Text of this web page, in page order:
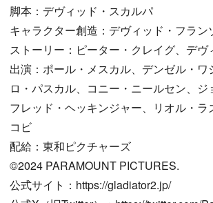
脚本：デヴィッド・スカルパ
キャラクター創造：デヴィッド・フラン
ストーリー：ピーター・クレイグ、デ
出演：ポール・メスカル、デンゼル・ワ
ロ・パスカル、コニー・ニールセン、ジ
フレッド・ヘッキンジャー、リオル・ラ
コビ
配給：東和ピクチャーズ
©2024 PARAMOUNT PICTURES.
公式サイト：https://gladiator2.jp/